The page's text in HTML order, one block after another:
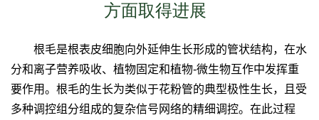
方面取得进展
根毛是根表皮细胞向外延伸生长形成的管状结构，在水
分和离子营养吸收、植物固定和植物-微生物互作中发挥重
要作用。根毛的生长为类似于花粉管的典型极性生长，且受
多种调控组分组成的复杂信号网络的精细调控。在此过程